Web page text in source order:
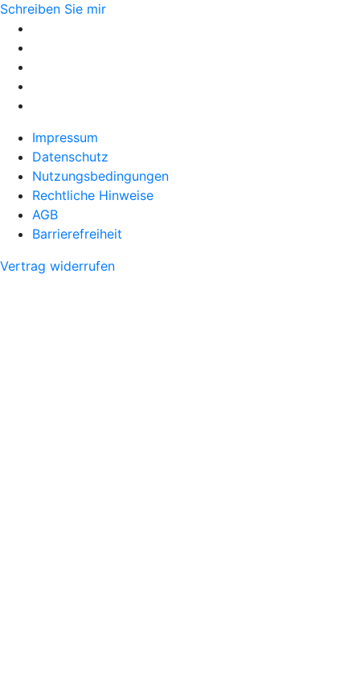
Schreiben Sie mir
Impressum
Datenschutz
Nutzungsbedingungen
Rechtliche Hinweise
AGB
Barrierefreiheit
Vertrag widerrufen